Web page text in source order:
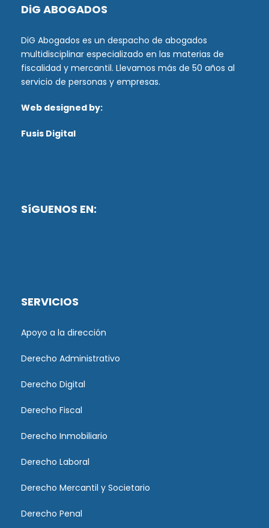
DiG ABOGADOS
DiG Abogados es un despacho de abogados
multidisciplinar especializado en las materias de
fiscalidad y mercantil. Llevamos más de 50 años al
servicio de personas y empresas.
Web designed by:
Fusis Digital
SíGUENOS EN:
SERVICIOS
Apoyo a la dirección
Derecho Administrativo
Derecho Digital
Derecho Fiscal
Derecho Inmobiliario
Derecho Laboral
Derecho Mercantil y Societario
Derecho Penal